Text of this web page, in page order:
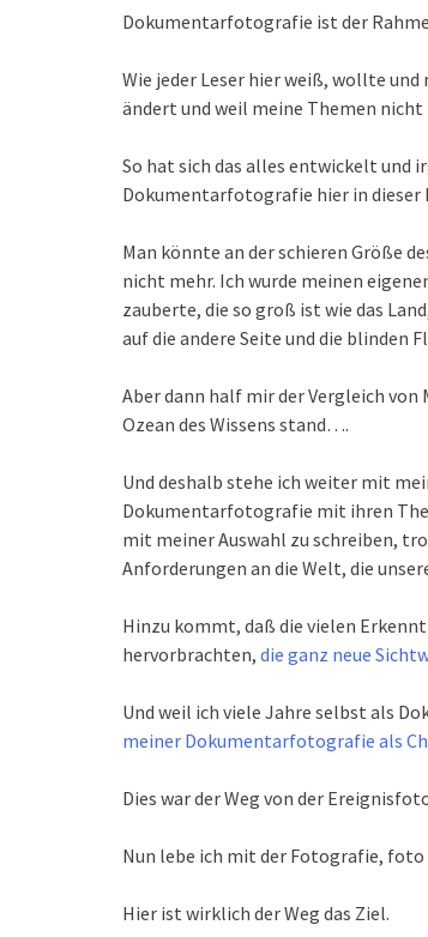
Dokumentarfotografie ist der
Wie jeder Leser hier weiß, wollte
ändert und weil meine Themen
So hat sich das alles entwickelt und
Dokumentarfotografie hier in dieser
Man könnte an der schieren Größe
nicht mehr. Ich wurde meinen
zauberte, die so groß ist wie das
auf die andere Seite und die blinden
Aber dann half mir der Vergleich
Ozean des Wissens stand….
Und deshalb stehe ich weiter mit
Dokumentarfotografie mit ihren
mit meiner Auswahl zu schreiben,
Anforderungen an die Welt, die
Hinzu kommt, daß die vielen
hervorbrachten, die ganz neue
Und weil ich viele Jahre selbst als
meiner Dokumentarfotografie als
Dies war der Weg von der
Nun lebe ich mit der Fotografie, foto
Hier ist wirklich der Weg das Ziel.